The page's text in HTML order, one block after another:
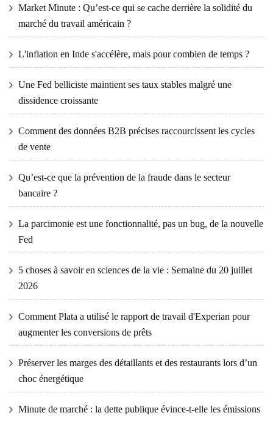
Market Minute : Qu’est-ce qui se cache derrière la solidité du
marché du travail américain ?
L'inflation en Inde s'accélère, mais pour combien de temps ?
Une Fed belliciste maintient ses taux stables malgré une
dissidence croissante
Comment des données B2B précises raccourcissent les cycles
de vente
Qu’est-ce que la prévention de la fraude dans le secteur
bancaire ?
La parcimonie est une fonctionnalité, pas un bug, de la nouvelle
Fed
5 choses à savoir en sciences de la vie : Semaine du 20 juillet
2026
Comment Plata a utilisé le rapport de travail d'Experian pour
augmenter les conversions de prêts
Préserver les marges des détaillants et des restaurants lors d’un
choc énergétique
Minute de marché : la dette publique évince-t-elle les émissions